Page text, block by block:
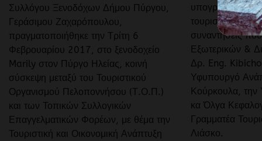
Συλλόγου Ξενοδόχων Δήμου Πύργου,
Γεράσιμου Ζαχαρόπουλου,
πραγματοποιήθηκε την Τρίτη 6
Φεβρουαρίου 2017, στο ξενοδοχείο
Marily στον Πύργο Ηλείας, κοινή
σύσκεψη μεταξύ του Τουριστικού
Οργανισμού Πελοποννήσου (Τ.Ο.Π.)
και των Τοπικών Συλλογικών
Επαγγελματικών Φορέων, με θέμα την
Τουριστική και Οικονομική Ανάπτυξη
υπογραφεί,
τουρισμό, όπως
συναντήσεις
Εξωτερικών &
Δρ. Eng. Kibicho
Υφυπουργό
Κούρκουλα, την
κα Όλγα
Γραμματέα
Λιάσκο.